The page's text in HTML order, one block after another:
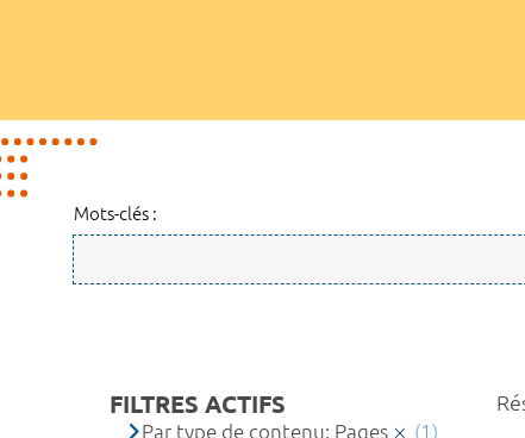
Mots-clés :
FILTRES ACTIFS
Par type de contenu: Pages
(1)